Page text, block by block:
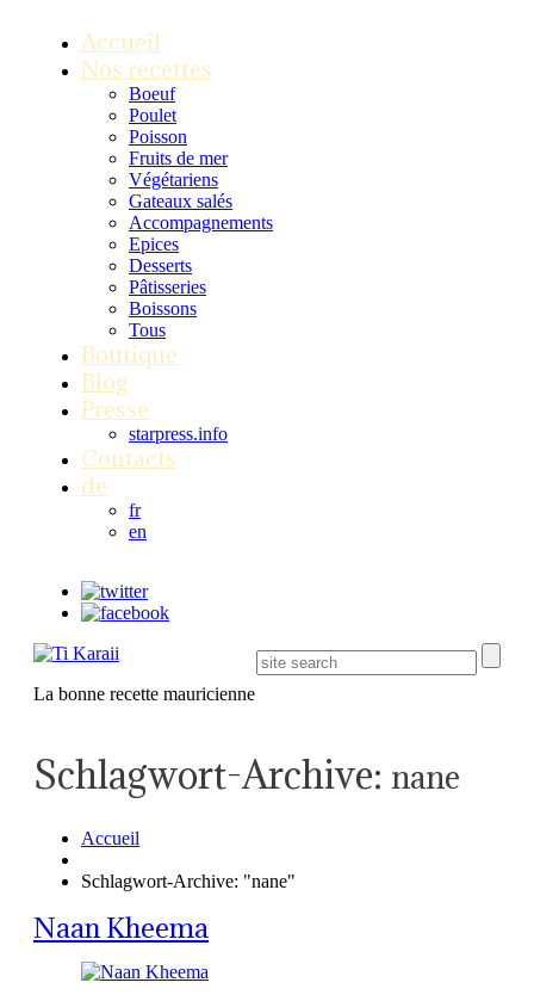
Accueil
Nos recettes
Boeuf
Poulet
Poisson
Fruits de mer
Végétariens
Gateaux salés
Accompagnements
Epices
Desserts
Pâtisseries
Boissons
Tous
Boutique
Blog
Presse
starpress.info
Contacts
de
fr
en
La bonne recette mauricienne
Schlagwort-Archive: nane
Accueil
Schlagwort-Archive: "nane"
Naan Kheema